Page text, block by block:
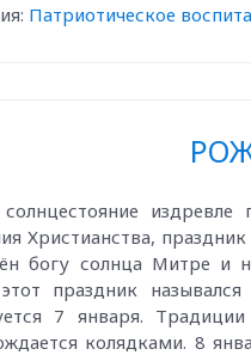
Патриотическое
Христианства,
богу солнца Митре и
праздник
7 января.
колядками. 8